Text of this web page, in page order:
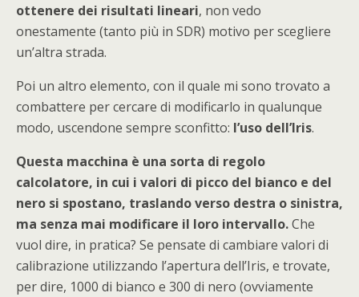
ottenere dei risultati lineari, non vedo
onestamente (tanto più in SDR) motivo per scegliere
un’altra strada.
Poi un altro elemento, con il quale mi sono trovato a
combattere per cercare di modificarlo in qualunque
modo, uscendone sempre sconfitto: l’uso dell’Iris.
Questa macchina è una sorta di regolo
calcolatore, in cui i valori di picco del bianco e del
nero si spostano, traslando verso destra o sinistra,
ma senza mai modificare il loro intervallo.Che
vuol dire, in pratica? Se pensate di cambiare valori di
calibrazione utilizzando l’apertura dell’Iris, e trovate,
per dire, 1000 di bianco e 300 di nero (ovviamente